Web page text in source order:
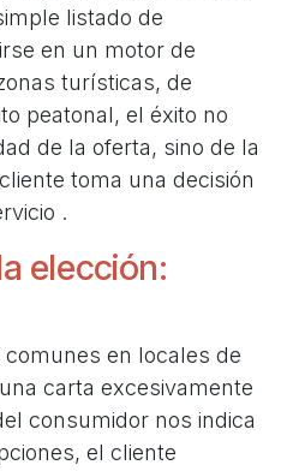
listado de
en un motor de
turísticas, de
peatonal, el éxito no
de la oferta, sino de la
toma una decisión
.
elección:
en locales de
carta excesivamente
consumidor nos indica
el cliente